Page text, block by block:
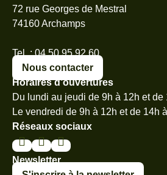
72 rue Georges de Mestral
74160 Archamps
Tel. : 04 50 95 92 60
Nous contacter
Horaires d’ouvertures
Du lundi au jeudi de 9h à 12h et de
Le vendredi de 9h à 12h et de 14h
Réseaux sociaux
Newsletter